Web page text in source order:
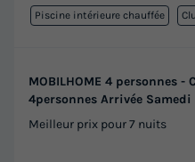
Piscine intérieure chauffée
MOBILHOME 4 personnes -
4personnes Arrivée Samedi
Meilleur prix pour 7 nuits